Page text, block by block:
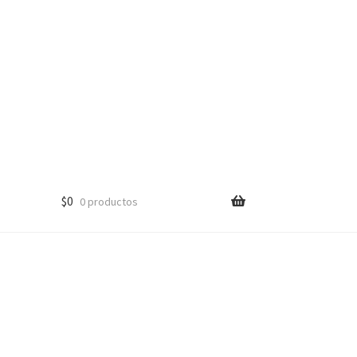
$0 0 productos